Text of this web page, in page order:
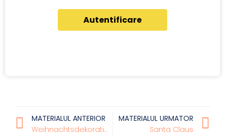
Autentificare
MATERIALUL ANTERIOR
Weihnachtsdekorationen
MATERIALUL URMATOR
Santa Claus